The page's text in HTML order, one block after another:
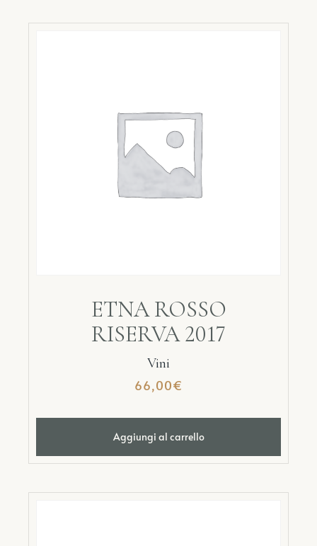
ETNA ROSSO
RISERVA 2017
Vini
66,00€
Aggiungi al carrello